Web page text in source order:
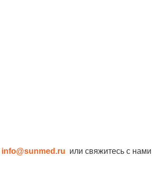
info@sunmed.ru или свяжитесь с нами